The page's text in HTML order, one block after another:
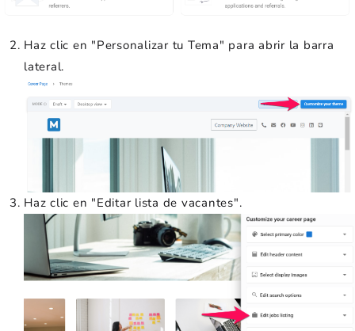
Haz clic en "Personalizar tu Tema" para abrir la barra
lateral.
Haz clic en "Editar lista de vacantes".